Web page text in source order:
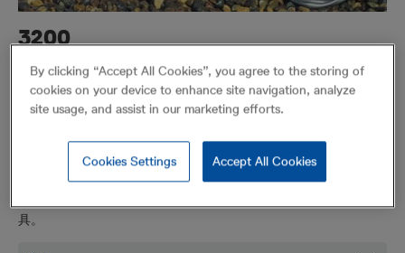
3200
停产的产品
3200是一款中高挡TDR，主要应用于有线电视行业。它具有BNC
接口、可充电电池、打印机连接功能，是一线技术人员的最佳工
3200是一款中高挡TDR，主要应用于有线电视行业。它具有BNC
具。
By clicking “Accept All Cookies”, you agree to the storing of
cookies on your device to enhance site navigation, analyze
site usage, and assist in our marketing efforts.
Accept All Cookies
Cookies Settings